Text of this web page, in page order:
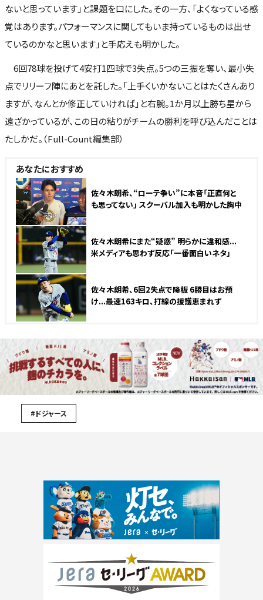
ないと思っています」と課題を口にした。その一方、「よくなっている感
覚はあります。パフォーマンスに関してもいま持っているものは出せ
ているのかなと思います」と手応えも明かした。
6回78球を投げて4安打1四球で3失点。5つの三振を奪い、最小失
点でリリーフ陣にあとを託した。「上手くいかないことはたくさんあり
ますが、なんとか修正していければ」と右腕。1か月以上勝ち星から
遠ざかっているが、この日の粘りがチームの勝利を呼び込んだことは
たしかだ。（Full-Count編集部）
あなたにおすすめ
佐々木朗希、“ローテ争い”に本音「正直何と
も思ってない」 スクーバル加入も明かした胸中
佐々木朗希にまた“疑惑” 明らかに違和感...
米メディアも思わず反応「一番面白いネタ」
佐々木朗希、6回2失点で降板 6勝目はお預
け...最速163キロ、打線の援護恵まれず
#ドジャース